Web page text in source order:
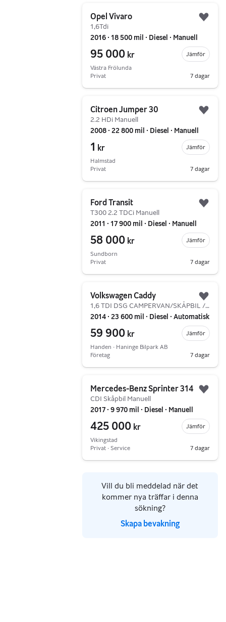
Opel Vivaro
1,6Tdi
2016 ∙ 18 500 mil ∙ Diesel ∙ Manuell
95 000 kr
Jämför
Västra Frölunda
Privat
7 dagar
Citroen Jumper 30
2.2 HDi Manuell
2008 ∙ 22 800 mil ∙ Diesel ∙ Manuell
1 kr
Jämför
Halmstad
Privat
7 dagar
Ford Transit
T300 2.2 TDCi Manuell
2011 ∙ 17 900 mil ∙ Diesel ∙ Manuell
58 000 kr
Jämför
Sundborn
Privat
7 dagar
Volkswagen Caddy
1,6 TDI DSG CAMPERVAN/SKÅPBIL / SUPERDEAL 3,95%
2014 ∙ 23 600 mil ∙ Diesel ∙ Automatisk
59 900 kr
Jämför
Handen ∙ Haninge Bilpark AB
Företag
7 dagar
Mercedes-Benz Sprinter 314
CDI Skåpbil Manuell
2017 ∙ 9 970 mil ∙ Diesel ∙ Manuell
425 000 kr
Jämför
Vikingstad
Privat ∙ Service
7 dagar
Vill du bli meddelad när det
kommer nya träffar i denna
sökning?
Skapa bevakning